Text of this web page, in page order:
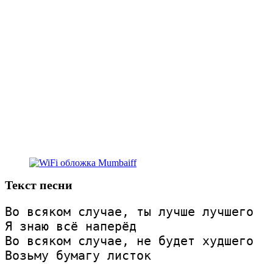
Текст песни
Во всяком случае, ты лучше лучшего
Я знаю всё наперёд
Во всяком случае, не будет худшего
Возьму бумагу листок